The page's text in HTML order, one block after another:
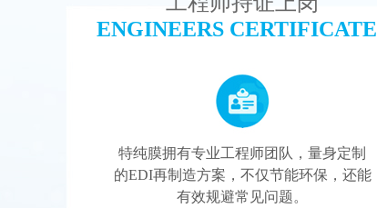
ENGINEERS
特纯膜拥有专业工程师团队，量身定制
的EDI再制造方案，不仅节能环保，还能
有效规避常见问题。